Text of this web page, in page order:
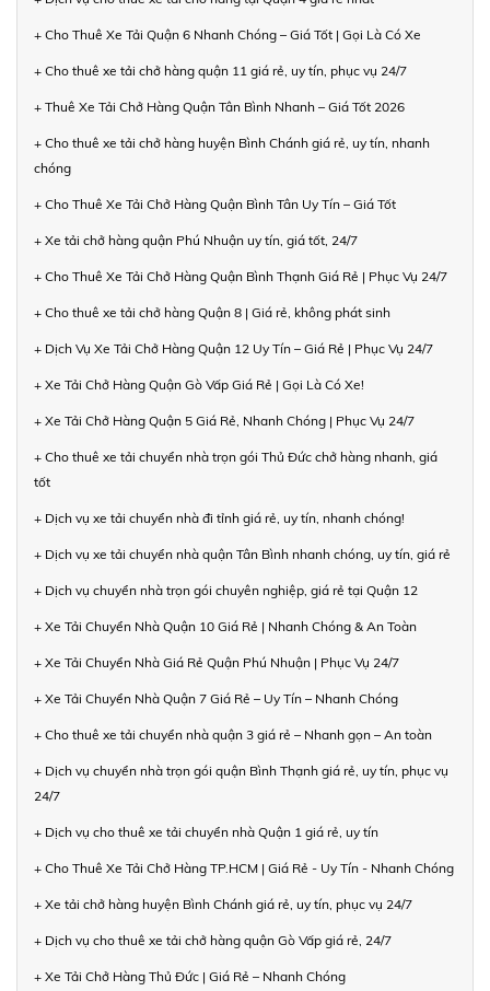
+ Cho Thuê Xe Tải Quận 6 Nhanh Chóng – Giá Tốt | Gọi Là Có Xe
+ Cho thuê xe tải chở hàng quận 11 giá rẻ, uy tín, phục vụ 24/7
+ Thuê Xe Tải Chở Hàng Quận Tân Bình Nhanh – Giá Tốt 2026
+ Cho thuê xe tải chở hàng huyện Bình Chánh giá rẻ, uy tín, nhanh
chóng
+ Cho Thuê Xe Tải Chở Hàng Quận Bình Tân Uy Tín – Giá Tốt
+ Xe tải chở hàng quận Phú Nhuận uy tín, giá tốt, 24/7
+ Cho Thuê Xe Tải Chở Hàng Quận Bình Thạnh Giá Rẻ | Phục Vụ 24/7
+ Cho thuê xe tải chở hàng Quận 8 | Giá rẻ, không phát sinh
+ Dịch Vụ Xe Tải Chở Hàng Quận 12 Uy Tín – Giá Rẻ | Phục Vụ 24/7
+ Xe Tải Chở Hàng Quận Gò Vấp Giá Rẻ | Gọi Là Có Xe!
+ Xe Tải Chở Hàng Quận 5 Giá Rẻ, Nhanh Chóng | Phục Vụ 24/7
+ Cho thuê xe tải chuyển nhà trọn gói Thủ Đức chở hàng nhanh, giá
tốt
+ Dịch vụ xe tải chuyển nhà đi tỉnh giá rẻ, uy tín, nhanh chóng!
+ Dịch vụ xe tải chuyển nhà quận Tân Bình nhanh chóng, uy tín, giá rẻ
+ Dịch vụ chuyển nhà trọn gói chuyên nghiệp, giá rẻ tại Quận 12
+ Xe Tải Chuyển Nhà Quận 10 Giá Rẻ | Nhanh Chóng & An Toàn
+ Xe Tải Chuyển Nhà Giá Rẻ Quận Phú Nhuận | Phục Vụ 24/7
+ Xe Tải Chuyển Nhà Quận 7 Giá Rẻ – Uy Tín – Nhanh Chóng
+ Cho thuê xe tải chuyển nhà quận 3 giá rẻ – Nhanh gọn – An toàn
+ Dịch vụ chuyển nhà trọn gói quận Bình Thạnh giá rẻ, uy tín, phục vụ
24/7
+ Dịch vụ cho thuê xe tải chuyển nhà Quận 1 giá rẻ, uy tín
+ Cho Thuê Xe Tải Chở Hàng TP.HCM | Giá Rẻ - Uy Tín - Nhanh Chóng
+ Xe tải chở hàng huyện Bình Chánh giá rẻ, uy tín, phục vụ 24/7
+ Dịch vụ cho thuê xe tải chở hàng quận Gò Vấp giá rẻ, 24/7
+ Xe Tải Chở Hàng Thủ Đức | Giá Rẻ – Nhanh Chóng